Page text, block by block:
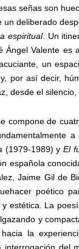
señas son
deliberado
espiritual. Un
Valente es
un
por así decir,
desde el silencio,
compone de
(1979-1989) y El
española
Jaime Gil de
poético
estética. La
y
la